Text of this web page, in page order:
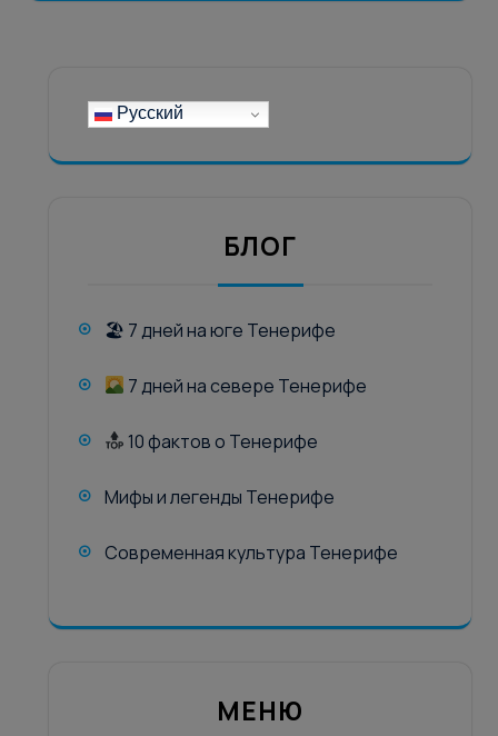
Русский
БЛОГ
🏖 7 дней на юге Тенерифе
7 дней на севере Тенерифе
10 фактов о Тенерифе
Мифы и легенды Тенерифе
Современная культура Тенерифе
МЕНЮ